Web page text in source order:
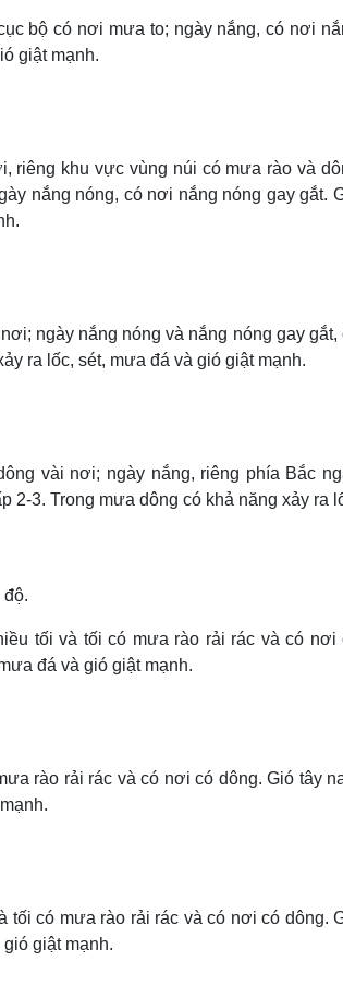
bộ có nơi mưa to; ngày nắng, có nơi
giật mạnh.
riêng khu vực vùng núi có mưa rào và
nắng nóng, có nơi nắng nóng gay gắt.
ngày nắng nóng và nắng nóng gay gắt,
ra lốc, sét, mưa đá và gió giật mạnh.
vài nơi; ngày nắng, riêng phía Bắc
2-3. Trong mưa dông có khả năng xảy ra
độ.
tối và tối có mưa rào rải rác và có nơi
đá và gió giật mạnh.
rào rải rác và có nơi có dông. Gió tây
tối có mưa rào rải rác và có nơi có dông.
giật mạnh.